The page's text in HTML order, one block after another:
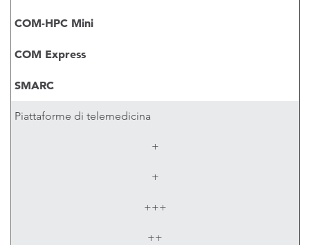
COM-HPC Mini
COM Express
SMARC
Piattaforme di telemedicina
+
+
+++
++